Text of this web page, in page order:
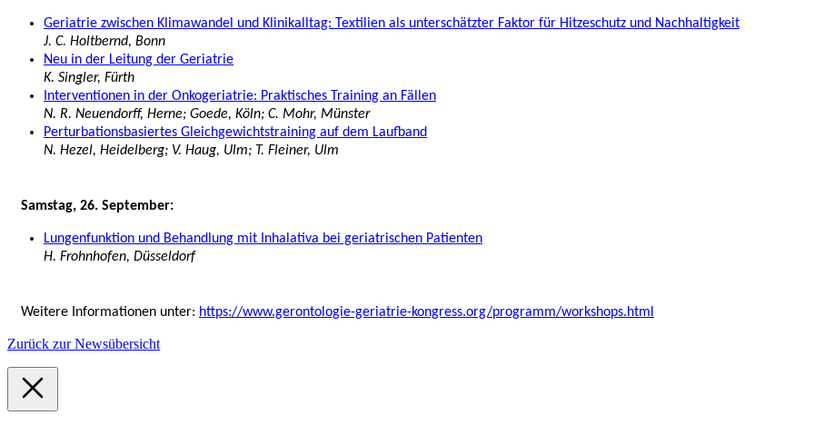
Geriatrie zwischen Klimawandel und Klinikalltag: Textilien als unterschätzter Faktor für Hitzeschutz und Nachhaltigkeit
J. C. Holtbernd, Bonn
Neu in der Leitung der Geriatrie
K. Singler, Fürth
Interventionen in der Onkogeriatrie: Praktisches Training an Fällen
N. R. Neuendorff, Herne; Goede, Köln; C. Mohr, Münster
Perturbationsbasiertes Gleichgewichtstraining auf dem Laufband
N. Hezel, Heidelberg; V. Haug, Ulm; T. Fleiner, Ulm
Samstag, 26. September:
Lungenfunktion und Behandlung mit Inhalativa bei geriatrischen Patienten
H. Frohnhofen, Düsseldorf
Weitere Informationen unter: https://www.gerontologie-geriatrie-kongress.org/programm/workshops.html
Zurück zur Newsübersicht